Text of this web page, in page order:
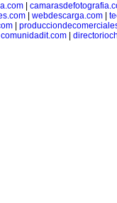
| webdescarga.com|
comunidadit.com|